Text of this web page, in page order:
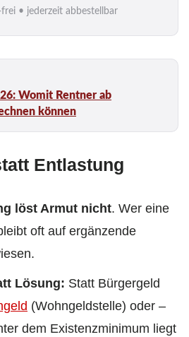
l
*
• jederzeit abbestellbar
Womit Rentner ab
können
Entlastung
löst Armut nicht. Wer eine
oft auf ergänzende
Lösung: Statt Bürgergeld
(Wohngeldstelle) oder –
dem Existenzminimum liegt